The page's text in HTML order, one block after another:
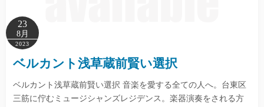
23
8月
2023
ベルカント浅草蔵前賢い選択
ベルカント浅草蔵前賢い選択 音楽を愛する全ての人へ。台東区
三筋に佇むミュージシャンズレジデンス。楽器演奏をされる方